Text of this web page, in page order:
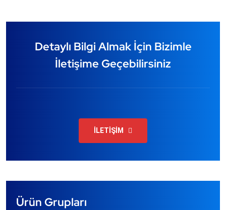
Detaylı Bilgi Almak İçin Bizimle
İletişime Geçebilirsiniz
İLETİŞİM
Ürün Grupları